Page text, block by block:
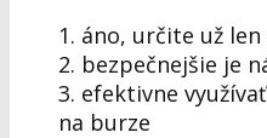
1. áno, určite už
2. bezpečnejšie je
3. efektivne
na burze